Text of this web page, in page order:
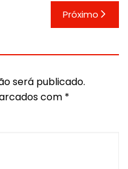
Próximo
será publicado.
com *